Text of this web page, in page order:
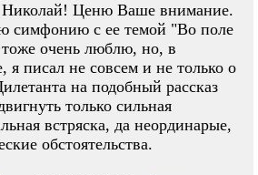
Ценю Ваше внимание.
симфонию с ее темой "Во поле
тоже очень люблю, но, в
я писал не совсем и не только о
на подобный рассказ
только сильная
встряска, да неординарые,
обстоятельства.